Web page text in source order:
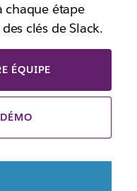
chaque étape
clés de Slack.
ÉQUIPE